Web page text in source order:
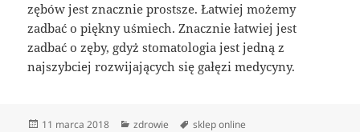
zębów jest znacznie prostsze. Łatwiej możemy
zadbać o piękny uśmiech. Znacznie łatwiej jest
zadbać o zęby, gdyż stomatologia jest jedną z
najszybciej rozwijających się gałęzi medycyny.
Data
11 marca 2018 Kategorie
zdrowie Tagi
sklep online